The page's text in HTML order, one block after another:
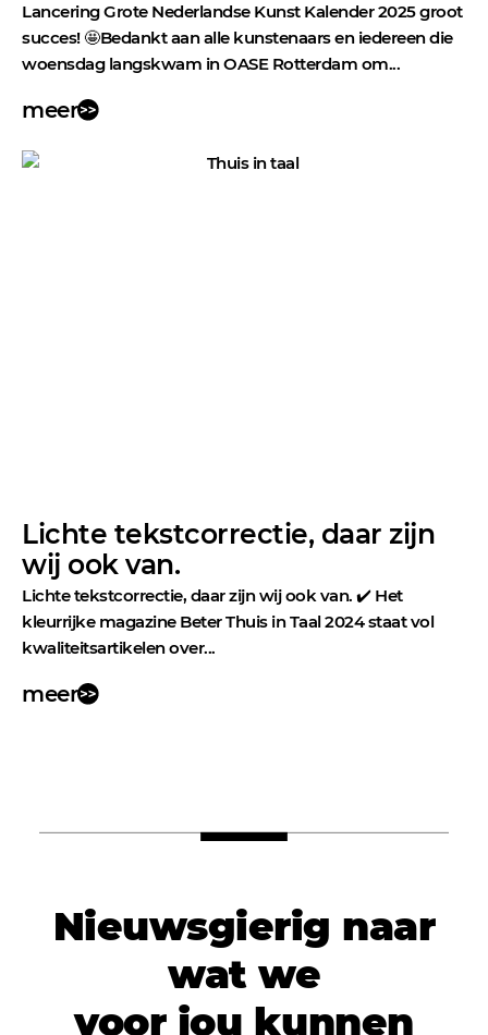
Lancering Grote Nederlandse Kunst Kalender 2025 groot
succes! 🤩Bedankt aan alle kunstenaars en iedereen die
woensdag langskwam in OASE Rotterdam om...
meer
Lichte tekstcorrectie, daar zijn
wij ook van.
Lichte tekstcorrectie, daar zijn wij ook van. ✔️ Het
kleurrijke magazine Beter Thuis in Taal 2024 staat vol
kwaliteitsartikelen over...
meer
Nieuwsgierig naar
wat we
voor jou kunnen